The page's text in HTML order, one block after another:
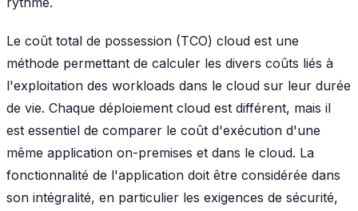
Le coût total de possession (TCO) cloud est une
méthode permettant de calculer les divers coûts liés à
l'exploitation des workloads dans le cloud sur leur durée
de vie. Chaque déploiement cloud est différent, mais il
est essentiel de comparer le coût d'exécution d'une
même application on-premises et dans le cloud. La
fonctionnalité de l'application doit être considérée dans
son intégralité, en particulier les exigences de sécurité,